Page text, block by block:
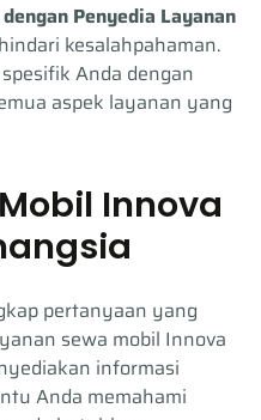
Penyedia Layanan
kesalahpahaman.
Anda dengan
aspek layanan yang
Innova
pertanyaan yang
sewa mobil Innova
informasi
Anda memahami